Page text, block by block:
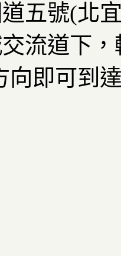
五號(北
流道下
向即可到